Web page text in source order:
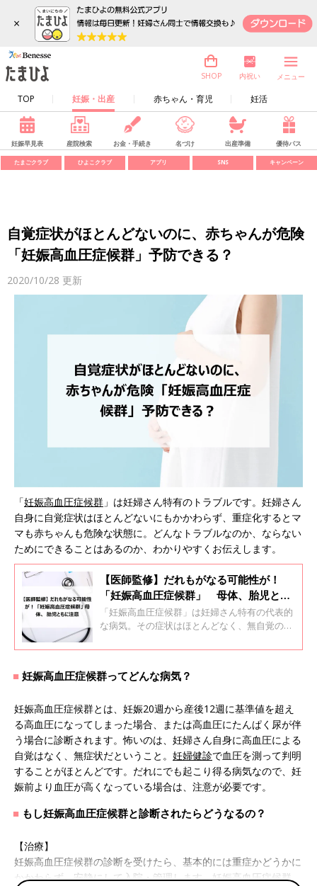
×
TOP 妊娠・出産 赤ちゃん・育児 妊活
SHOP 内祝い メニュー
妊娠早見表 産院検索 お金・手続き 名づけ 出産準備 優待パス
たまごクラブ ひよこクラブ アプリ SNS キャンペーン
自覚症状がほとんどないのに、赤ちゃんが危険
「妊娠高血圧症候群」予防できる？
2020/10/28 更新
「妊娠高血圧症候群 」は妊婦さん特有のトラブルです。妊婦さん
自身に自覚症状はほとんどないにもかかわらず、重症化するとマ
マも赤ちゃんも危険な状態に。どんなトラブルなのか、ならない
ためにできることはあるのか、わかりやすくお伝えします。
【医師監修】だれもがなる可能性が！
「妊娠高血圧症候群」 母体、胎児とも
に注意
「妊娠高血圧症候群」は妊婦さん特有の代表的
な病気。その症状はほとんどなく、無自覚のう
れでもなる”可能性があります。順天堂大学医
郎先生に聞きました。詳しく紹介します。
妊娠高血圧症候群ってどんな病気？
妊娠高血圧症候群とは、妊娠20週から産後12週に基準値を超え
る高血圧になってしまった場合、または高血圧にたんぱく尿が伴
う場合に診断されます。怖いのは、妊婦さん自身に高血圧による
自覚はなく、無症状だということ。 妊婦健診で血圧を測って判明
することがほとんどです。だれにでも起こり得る病気なので、妊
娠前より血圧が高くなっている場合は、注意が必要です。
もし妊娠高血圧症候群と診断されたらどうなるの？
【治療】
妊娠高血圧症候群の診断を受けたら、基本的には重症かどうかに
かかわらず、安静にして入院・管理します。妊娠高血圧症候群